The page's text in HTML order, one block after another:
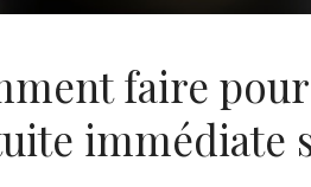
faire
immédiate